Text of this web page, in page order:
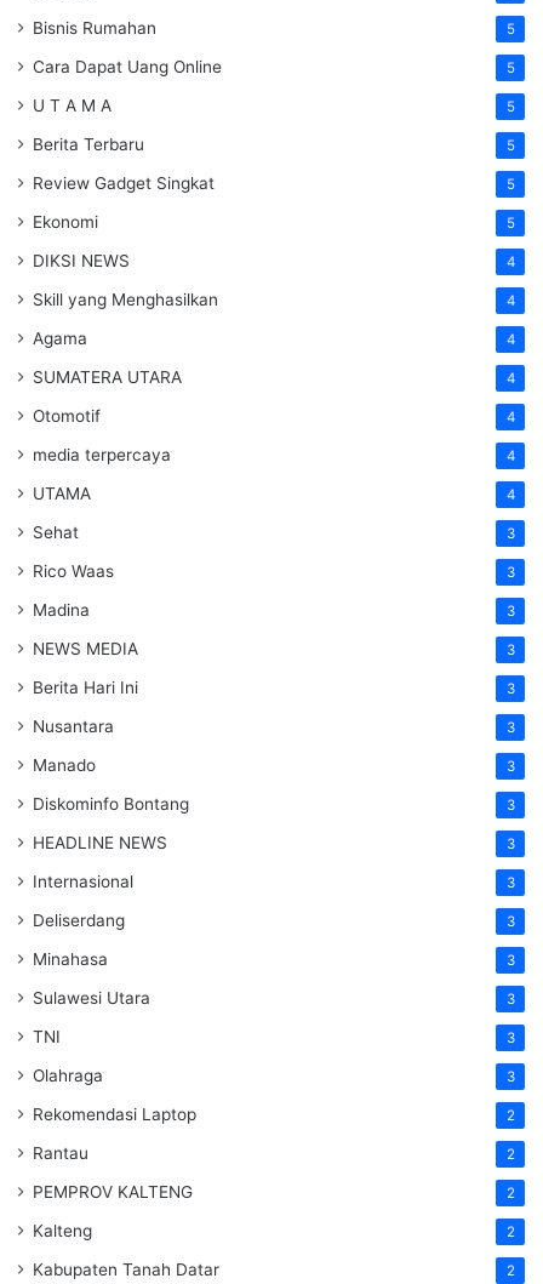
Bisnis Rumahan 5
Cara Dapat Uang Online 5
U T A M A 5
Berita Terbaru 5
Review Gadget Singkat 5
Ekonomi 5
DIKSI NEWS 4
Skill yang Menghasilkan 4
Agama 4
SUMATERA UTARA 4
Otomotif 4
media terpercaya 4
UTAMA 4
Sehat 3
Rico Waas 3
Madina 3
NEWS MEDIA 3
Berita Hari Ini 3
Nusantara 3
Manado 3
Diskominfo Bontang 3
HEADLINE NEWS 3
Internasional 3
Deliserdang 3
Minahasa 3
Sulawesi Utara 3
TNI 3
Olahraga 3
Rekomendasi Laptop 2
Rantau 2
PEMPROV KALTENG 2
Kalteng 2
Kabupaten Tanah Datar 2